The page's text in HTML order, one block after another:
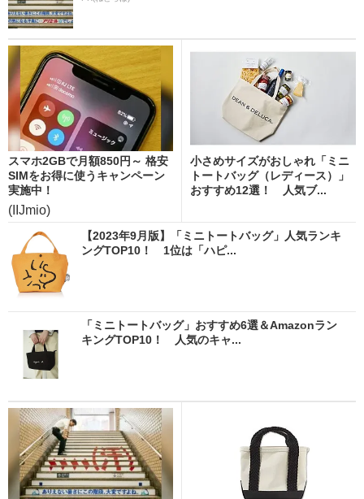
スマホ2GBで月額850円～ 格安
SIMをお得に使うキャンペーン
実施中！
(IIJmio)
小さめサイズがおしゃれ「ミニ
トートバッグ（レディース）」
おすすめ12選！ 人気ブ...
【2023年9月版】「ミニトートバッグ」人気ランキ
ングTOP10！ 1位は「ハピ...
「ミニトートバッグ」おすすめ6選＆Amazonラン
キングTOP10！ 人気のキャ...